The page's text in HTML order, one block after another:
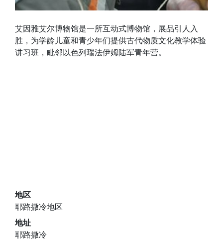
艾因雅艾尔博物馆是一所互动式博物馆，展品引人入
胜，为学龄儿童和青少年们提供古代物质文化教学体验
讲习班，毗邻以色列瑞法伊姆陆军青年营。
地区
耶路撒冷地区
地址
耶路撒冷